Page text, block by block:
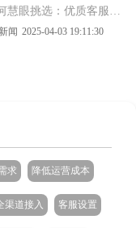
企业如何慧眼挑选：优质客服系统供应商的策略指南
闻 2025-04-03 19:11:30
求 降低运营成本
渠道接入 客服设置